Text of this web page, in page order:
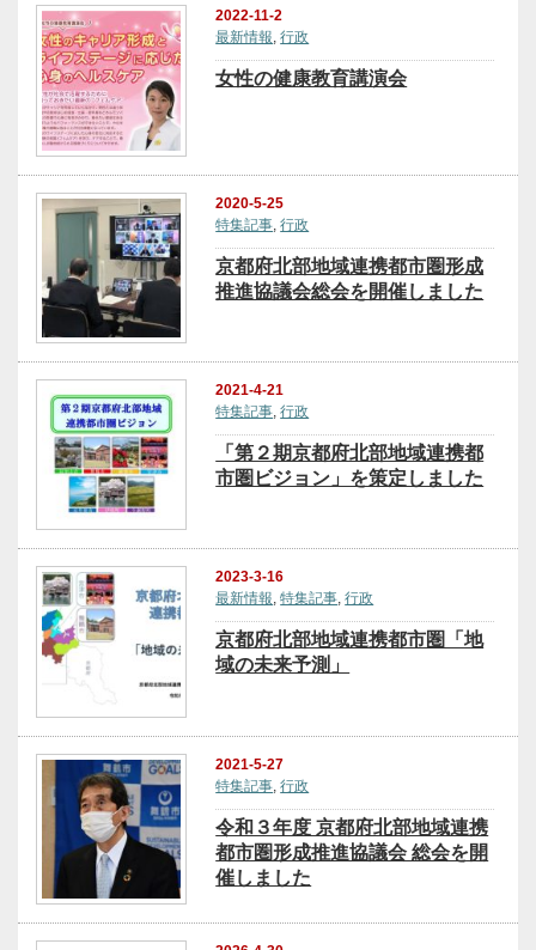
2022-11-2
最新情報,行政
女性の健康教育講演会
2020-5-25
特集記事 ,行政
京都府北部地域連携都市圏形成
推進協議会総会を開催しました
2021-4-21
特集記事,行政
「第２期京都府北部地域連携都
市圏ビジョン」を策定しました
2023-3-16
最新情報,特集記事,行政
京都府北部地域連携都市圏「地
域の未来予測」
2021-5-27
特集記事,行政
令和３年度 京都府北部地域連携
都市圏形成推進協議会 総会を開
催しました